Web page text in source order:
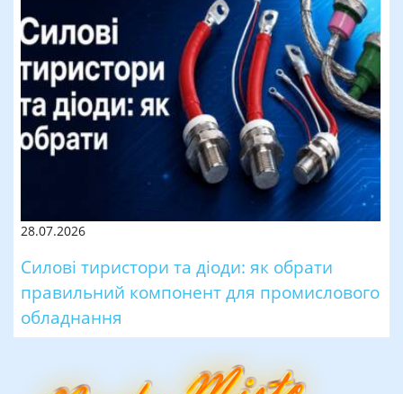
28.07.2026
Силові тиристори та діоди: як обрати
правильний компонент для промислового
обладнання